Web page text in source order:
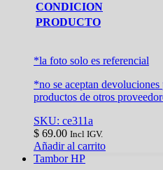
CONDICION
PRODUCTO
*la foto solo es referencial
*no se aceptan
productos de otros
SKU: ce311a
$ 69.00 Incl IGV.
Añadir al carrito
Tambor HP